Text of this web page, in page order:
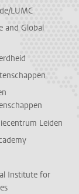
LUMC
and Global
Leiden
Institute for